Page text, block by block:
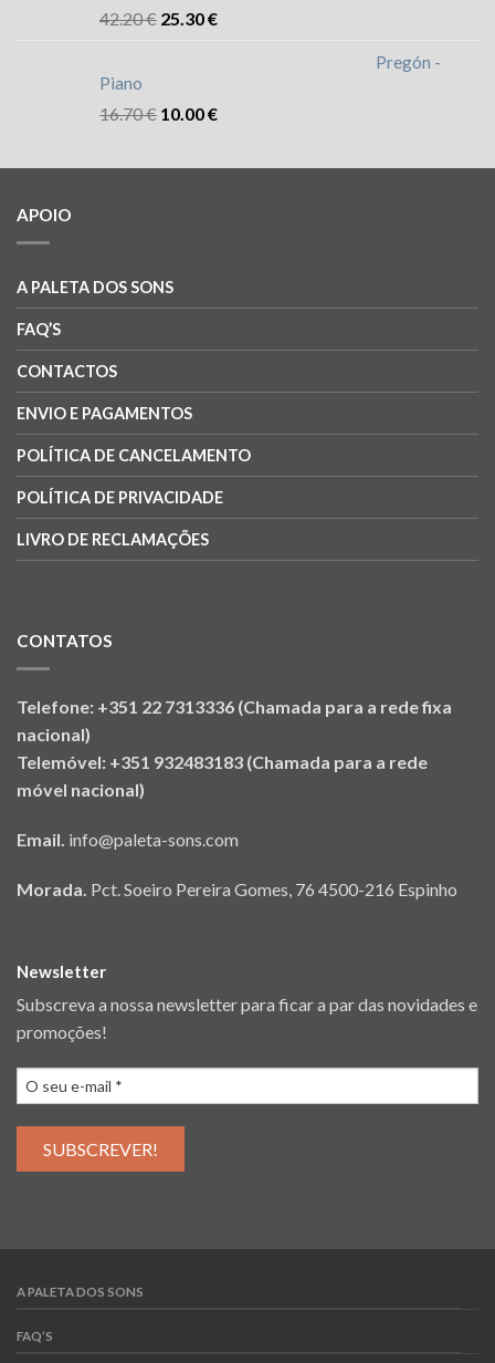
42.20€ 25.30€
Pregón -
Piano
16.70€ 10.00€
APOIO
A PALETA DOS SONS
FAQ’S
CONTACTOS
ENVIO E PAGAMENTOS
POLÍTICA DE CANCELAMENTO
POLÍTICA DE PRIVACIDADE
LIVRO DE RECLAMAÇÕES
CONTATOS
Telefone: +351 22 7313336 (Chamada para a rede fixa
nacional)
Telemóvel: +351 932483183 (Chamada para a rede
móvel nacional)
Email. info@paleta-sons.com
Morada. Pct. Soeiro Pereira Gomes, 76 4500-216 Espinho
Newsletter
Subscreva a nossa newsletter para ficar a par das novidades e
promoções!
A PALETA DOS SONS
FAQ’S